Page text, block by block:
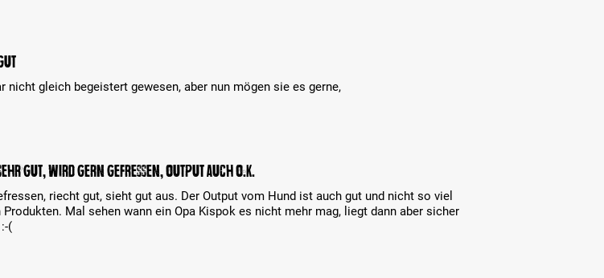
nicht gleich begeistert gewesen, aber nun mögen sie es gerne,
gut, wird gern gefressen, Output auch o.K.
riecht gut, sieht gut aus. Der Output vom Hund ist auch gut und nicht so viel
Produkten. Mal sehen wann ein Opa Kispok es nicht mehr mag, liegt dann aber sicher
(